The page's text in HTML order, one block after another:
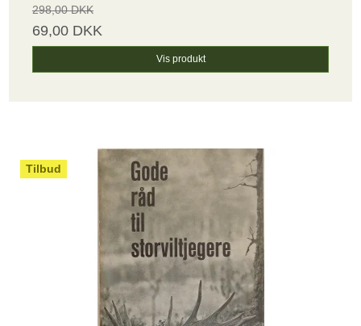
298,00 DKK
69,00 DKK
Vis produkt
Tilbud